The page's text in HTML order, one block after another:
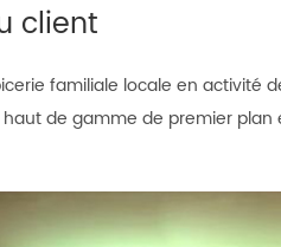
client
familiale locale en activité
de gamme de premier plan